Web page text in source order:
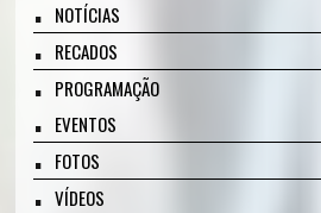
NOTÍCIAS
RECADOS
PROGRAMAÇÃO
EVENTOS
FOTOS
VÍDEOS